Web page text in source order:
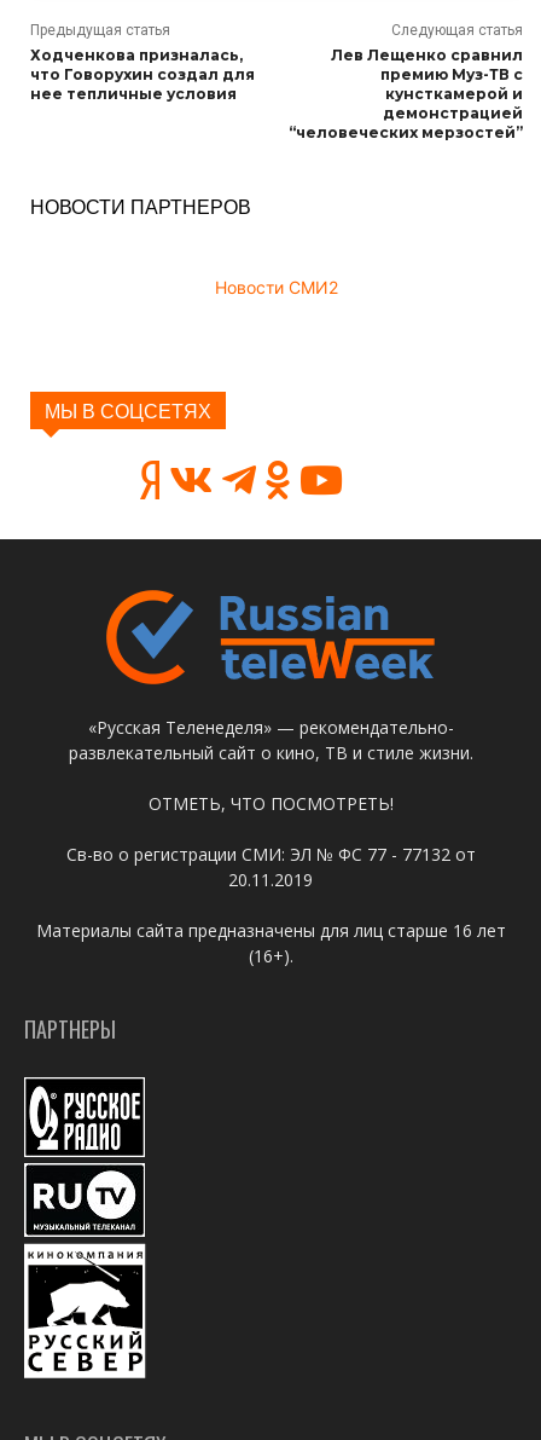
Предыдущая статья
Ходченкова призналась,
что Говорухин создал для
нее тепличные условия
Следующая статья
Лев Лещенко сравнил
премию Муз-ТВ с
кунсткамерой и
демонстрацией
“человеческих мерзостей”
НОВОСТИ ПАРТНЕРОВ
Новости СМИ2
МЫ В СОЦСЕТЯХ
«Русская Теленеделя» — рекомендательно-
развлекательный сайт о кино, ТВ и стиле жизни.
ОТМЕТЬ, ЧТО ПОСМОТРЕТЬ!
Св-во о регистрации СМИ: ЭЛ № ФС 77 - 77132 от
20.11.2019
Материалы сайта предназначены для лиц старше 16 лет
(16+).
ПАРТНЕРЫ